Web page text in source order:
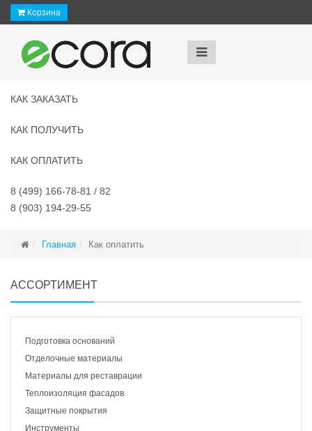
Корзина
КАК ЗАКАЗАТЬ
КАК ПОЛУЧИТЬ
КАК ОПЛАТИТЬ
8 (499) 166-78-81 / 82
8 (903) 194-29-55
Главная Как оплатить
АССОРТИМЕНТ
Подготовка оснований
Отделочные материалы
Материалы для реставрации
Теплоизоляция фасадов
Защитные покрытия
Инструменты